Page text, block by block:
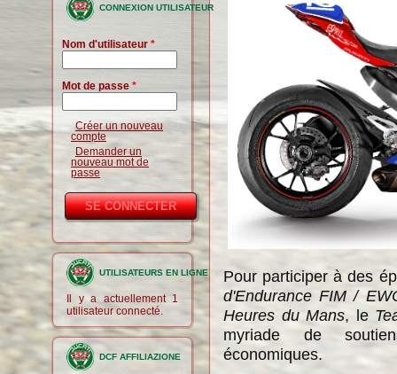
CONNEXION UTILISATEUR
Nom d'utilisateur *
Mot de passe *
Créer un nouveau
compte
Demander un
nouveau mot de
passe
UTILISATEURS EN LIGNE
Il y a actuellement 1
utilisateur connecté.
DCF AFFILIAZIONE
Pour participer à des
d'Endurance FIM /
Heures du Mans, le
myriade de
économiques.